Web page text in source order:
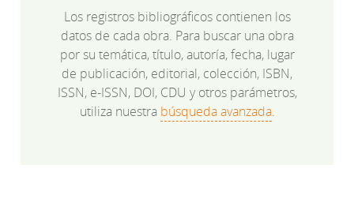
Los registros bibliográficos contienen los
datos de cada obra. Para buscar una obra
por su temática, título, autoría, fecha, lugar
de publicación, editorial, colección, ISBN,
ISSN, e-ISSN, DOI, CDU y otros parámetros,
utiliza nuestra búsqueda avanzada.